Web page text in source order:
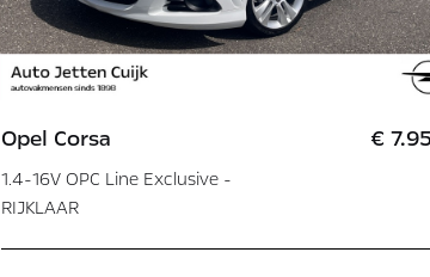
Opel Corsa
1.4-16V OPC Line Exclusive -
RIJKLAAR
€